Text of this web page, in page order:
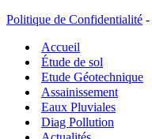
Politique de Confidentialité -
Accueil
Étude de sol
Etude Géotechnique
Assainissement
Eaux Pluviales
Diag Pollution